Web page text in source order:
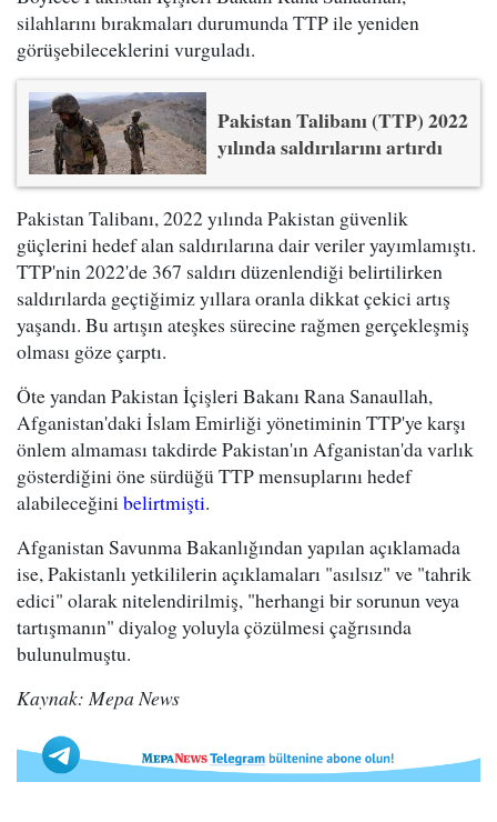
silahlarını bırakmaları durumunda TTP ile yeniden
görüşebileceklerini vurguladı.
Pakistan Talibanı (TTP) 2022
yılında saldırılarını artırdı
Pakistan Talibanı, 2022 yılında Pakistan güvenlik
güçlerini hedef alan saldırılarına dair veriler yayımlamıştı.
TTP'nin 2022'de 367 saldırı düzenlendiği belirtilirken
saldırılarda geçtiğimiz yıllara oranla dikkat çekici artış
yaşandı. Bu artışın ateşkes sürecine rağmen gerçekleşmiş
olması göze çarptı.
Öte yandan Pakistan İçişleri Bakanı Rana Sanaullah,
Afganistan'daki İslam Emirliği yönetiminin TTP'ye karşı
önlem almaması takdirde Pakistan'ın Afganistan'da varlık
gösterdiğini öne sürdüğü TTP mensuplarını hedef
alabileceğinibelirtmişti.
Afganistan Savunma Bakanlığından yapılan açıklamada
ise, Pakistanlı yetkililerin açıklamaları "asılsız" ve "tahrik
edici" olarak nitelendirilmiş, "herhangi bir sorunun veya
tartışmanın" diyalog yoluyla çözülmesi çağrısında
bulunulmuştu.
Kaynak: Mepa News